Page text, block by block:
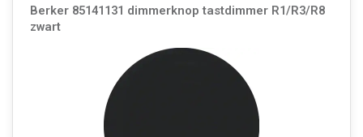
Berker 85141131 dimmerknop tastdimmer R1/R3/R8
zwart